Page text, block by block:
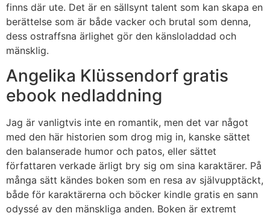
finns där ute. Det är en sällsynt talent som kan skapa en
berättelse som är både vacker och brutal som denna,
dess ostraffsna ärlighet gör den känsloladdad och
mänsklig.
Angelika Klüssendorf gratis
ebook nedladdning
Jag är vanligtvis inte en romantik, men det var något
med den här historien som drog mig in, kanske sättet
den balanserade humor och patos, eller sättet
författaren verkade ärligt bry sig om sina karaktärer. På
många sätt kändes boken som en resa av självupptäckt,
både för karaktärerna och böcker kindle gratis en sann
odyssé av den mänskliga anden. Boken är extremt